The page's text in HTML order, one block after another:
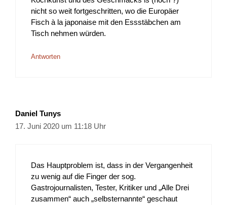
nicht so weit fortgeschritten, wo die Europäer
Fisch à la japonaise mit den Essstäbchen am
Tisch nehmen würden.
Antworten
Daniel Tunys
17. Juni 2020 um 11:18 Uhr
Das Hauptproblem ist, dass in der Vergangenheit
zu wenig auf die Finger der sog.
Gastrojournalisten, Tester, Kritiker und „Alle Drei
zusammen“ auch „selbsternannte“ geschaut